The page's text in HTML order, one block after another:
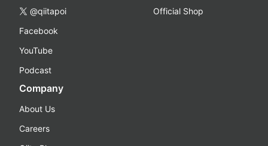
@qiitapoi
Facebook
YouTube
Podcast
Official Shop
Company
About Us
Careers